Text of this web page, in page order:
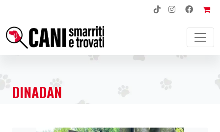
NAVIGAZIONE PRINCIPALE
DINADAN